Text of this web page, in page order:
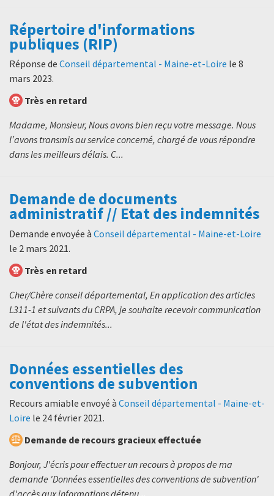
Répertoire d'informations
publiques (RIP)
Réponse de Conseil départemental - Maine-et-Loire le 8
mars 2023.
Très en retard
Madame, Monsieur, Nous avons bien reçu votre message. Nous
l’avons transmis au service concerné, chargé de vous répondre
dans les meilleurs délais. C...
Demande de documents
administratif // Etat des indemnités
Demande envoyée à Conseil départemental - Maine-et-Loire
le 2 mars 2021.
Très en retard
Cher/Chère conseil départemental, En application des articles
L311-1 et suivants du CRPA, je souhaite recevoir communication
de l'état des indemnités...
Données essentielles des
conventions de subvention
Recours amiable envoyé à Conseil départemental - Maine-et-
Loire le 24 février 2021.
Demande de recours gracieux effectuée
Bonjour, J'écris pour effectuer un recours à propos de ma
demande 'Données essentielles des conventions de subvention'